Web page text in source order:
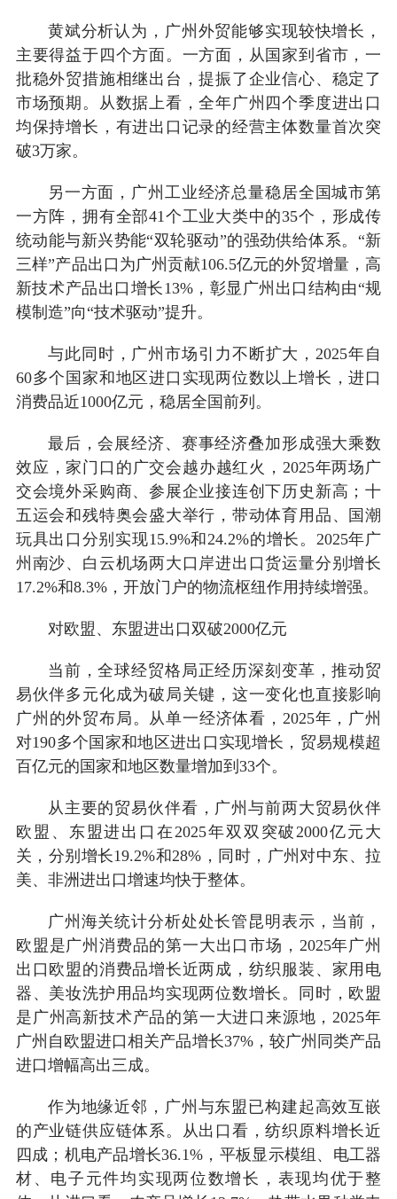
黄斌分析认为，广州外贸能够实现较快增长，
主要得益于四个方面。一方面，从国家到省市，一
批稳外贸措施相继出台，提振了企业信心、稳定了
市场预期。从数据上看，全年广州四个季度进出口
均保持增长，有进出口记录的经营主体数量首次突
破3万家。
另一方面，广州工业经济总量稳居全国城市第
一方阵，拥有全部41个工业大类中的35个，形成传
统动能与新兴势能“双轮驱动”的强劲供给体系。“新
三样”产品出口为广州贡献106.5亿元的外贸增量，高
新技术产品出口增长13%，彰显广州出口结构由“规
模制造”向“技术驱动”提升。
与此同时，广州市场引力不断扩大，2025年自
60多个国家和地区进口实现两位数以上增长，进口
消费品近1000亿元，稳居全国前列。
最后，会展经济、赛事经济叠加形成强大乘数
效应，家门口的广交会越办越红火，2025年两场广
交会境外采购商、参展企业接连创下历史新高；十
五运会和残特奥会盛大举行，带动体育用品、国潮
玩具出口分别实现15.9%和24.2%的增长。2025年广
州南沙、白云机场两大口岸进出口货运量分别增长
17.2%和8.3%，开放门户的物流枢纽作用持续增强。
对欧盟、东盟进出口双破2000亿元
当前，全球经贸格局正经历深刻变革，推动贸
易伙伴多元化成为破局关键，这一变化也直接影响
广州的外贸布局。从单一经济体看，2025年，广州
对190多个国家和地区进出口实现增长，贸易规模超
百亿元的国家和地区数量增加到33个。
从主要的贸易伙伴看，广州与前两大贸易伙伴
欧盟、东盟进出口在2025年双双突破2000亿元大
关，分别增长19.2%和28%，同时，广州对中东、拉
美、非洲进出口增速均快于整体。
广州海关统计分析处处长管昆明表示，当前，
欧盟是广州消费品的第一大出口市场，2025年广州
出口欧盟的消费品增长近两成，纺织服装、家用电
器、美妆洗护用品均实现两位数增长。同时，欧盟
是广州高新技术产品的第一大进口来源地，2025年
广州自欧盟进口相关产品增长37%，较广州同类产品
进口增幅高出三成。
作为地缘近邻，广州与东盟已构建起高效互嵌
的产业链供应链体系。从出口看，纺织原料增长近
四成；机电产品增长36.1%，平板显示模组、电工器
材、电子元件均实现两位数增长，表现均优于整